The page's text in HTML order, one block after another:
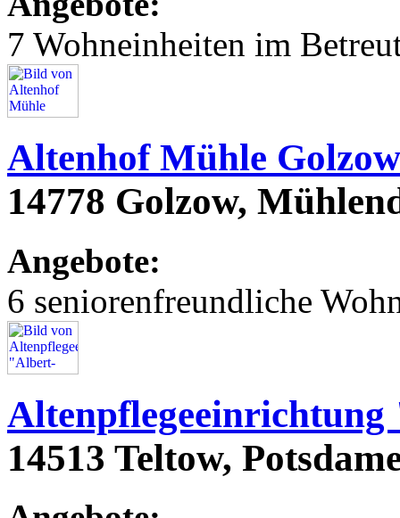
7 Wohneinheiten im
Altenhof Mühle Golzow
14778 Golzow,
Angebote:
6 seniorenfreundliche
14513 Teltow,